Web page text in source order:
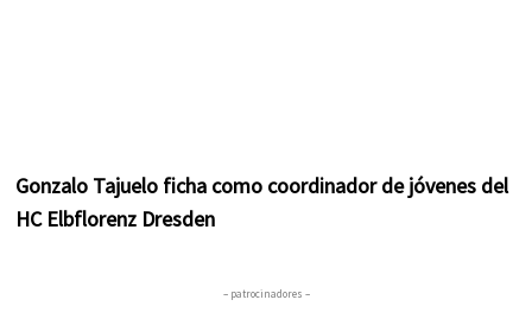
Gonzalo Tajuelo ficha como coordinador de jóvenes del
HC Elbflorenz Dresden
– patrocinadores –